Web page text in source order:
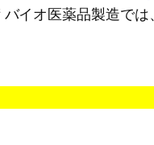
イオ医薬品製造で